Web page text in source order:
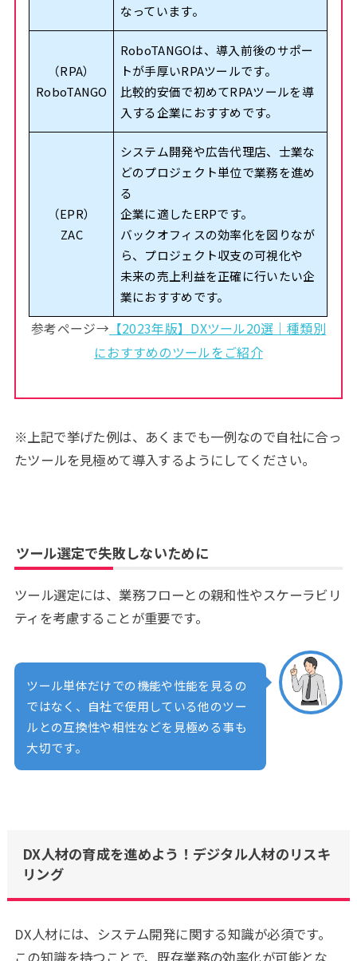
なっています。
（RPA）
RoboTANGO
RoboTANGOは、導入前後のサポー
トが手厚いRPAツールです。
比較的安価で初めてRPAツールを導
入する企業におすすめです。
（EPR）
ZAC
システム開発や広告代理店、士業な
どのプロジェクト単位で業務を進め
る
企業に適したERPです。
バックオフィスの効率化を図りなが
ら、プロジェクト収支の可視化や
未来の売上利益を正確に行いたい企
業におすすめです。
参考ページ→ 【2023年版】DXツール20選｜種類別
におすすめのツールをご紹介
※上記で挙げた例は、あくまでも一例なので自社に合っ
たツールを見極めて導入するようにしてください。
ツール選定で失敗しないために
ツール選定には、業務フローとの親和性やスケーラビリ
ティを考慮することが重要です。
ツール単体だけでの機能や性能を見るの
ではなく、自社で使用している他のツー
ルとの互換性や相性などを見極める事も
大切です。
DX人材の育成を進めよう！デジタル人材のリスキ
リング
DX人材には、システム開発に関する知識が必須です。